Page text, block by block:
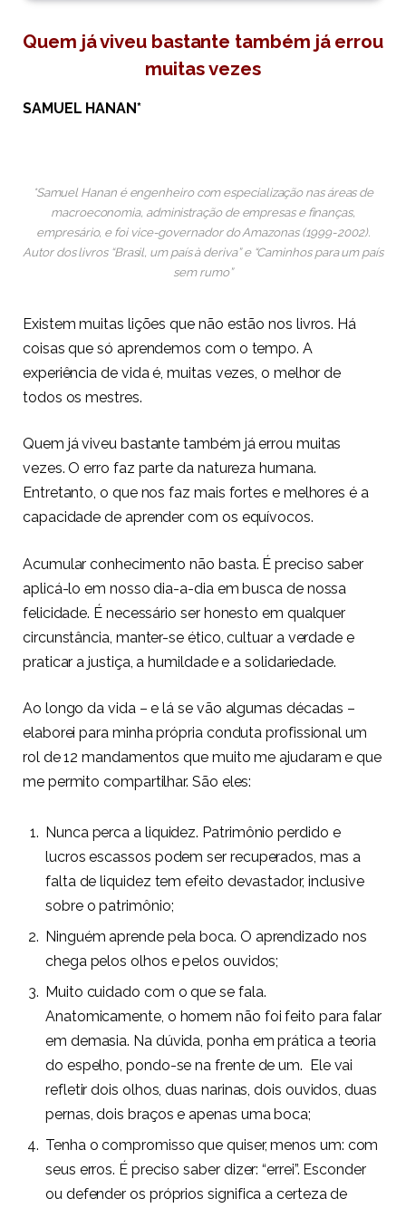
Quem já viveu bastante também já errou
muitas vezes
SAMUEL HANAN*
*Samuel Hanan é engenheiro com especialização nas áreas de
macroeconomia, administração de empresas e finanças,
empresário, e foi vice-governador do Amazonas (1999-2002).
Autor dos livros “Brasil, um país à deriva” e “Caminhos para um país
sem rumo”
Existem muitas lições que não estão nos livros. Há
coisas que só aprendemos com o tempo. A
experiência de vida é, muitas vezes, o melhor de
todos os mestres.
Quem já viveu bastante também já errou muitas
vezes. O erro faz parte da natureza humana.
Entretanto, o que nos faz mais fortes e melhores é a
capacidade de aprender com os equívocos.
Acumular conhecimento não basta. É preciso saber
aplicá-lo em nosso dia-a-dia em busca de nossa
felicidade. É necessário ser honesto em qualquer
circunstância, manter-se ético, cultuar a verdade e
praticar a justiça, a humildade e a solidariedade.
Ao longo da vida – e lá se vão algumas décadas –
elaborei para minha própria conduta profissional um
rol de 12 mandamentos que muito me ajudaram e que
me permito compartilhar. São eles:
Nunca perca a liquidez. Patrimônio perdido e
lucros escassos podem ser recuperados, mas a
falta de liquidez tem efeito devastador, inclusive
sobre o patrimônio;
Ninguém aprende pela boca. O aprendizado nos
chega pelos olhos e pelos ouvidos;
Muito cuidado com o que se fala.
Anatomicamente, o homem não foi feito para falar
em demasia. Na dúvida, ponha em prática a teoria
do espelho, pondo-se na frente de um. Ele vai
refletir dois olhos, duas narinas, dois ouvidos, duas
pernas, dois braços e apenas uma boca;
Tenha o compromisso que quiser, menos um: com
seus erros. É preciso saber dizer: “errei”. Esconder
ou defender os próprios significa a certeza de